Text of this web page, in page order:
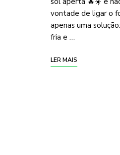
vontade de ligar o
apenas uma
fria e …
LER MAIS